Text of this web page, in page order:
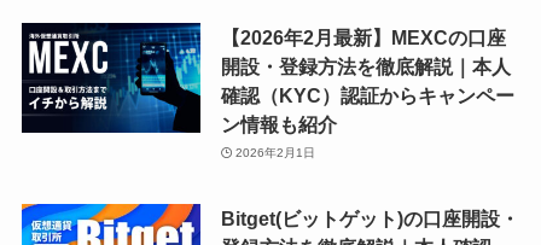
【2026年2月最新】MEXCの口座
開設・登録方法を徹底解説｜本人
確認（KYC）認証からキャンペー
ン情報も紹介
2026年2月1日
Bitget(ビットゲット)の口座開設・